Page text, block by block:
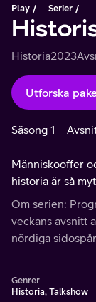
Play
Serier
Historia2023
Utforska
Säsong 1
Människooffer
historia är så
Om serien:
veckans avsnitt
nördiga
Genrer
Historia, Talkshow